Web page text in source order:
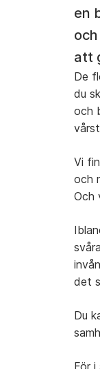
en
att
De
du
och
Vi
och
Och
det
Du
För